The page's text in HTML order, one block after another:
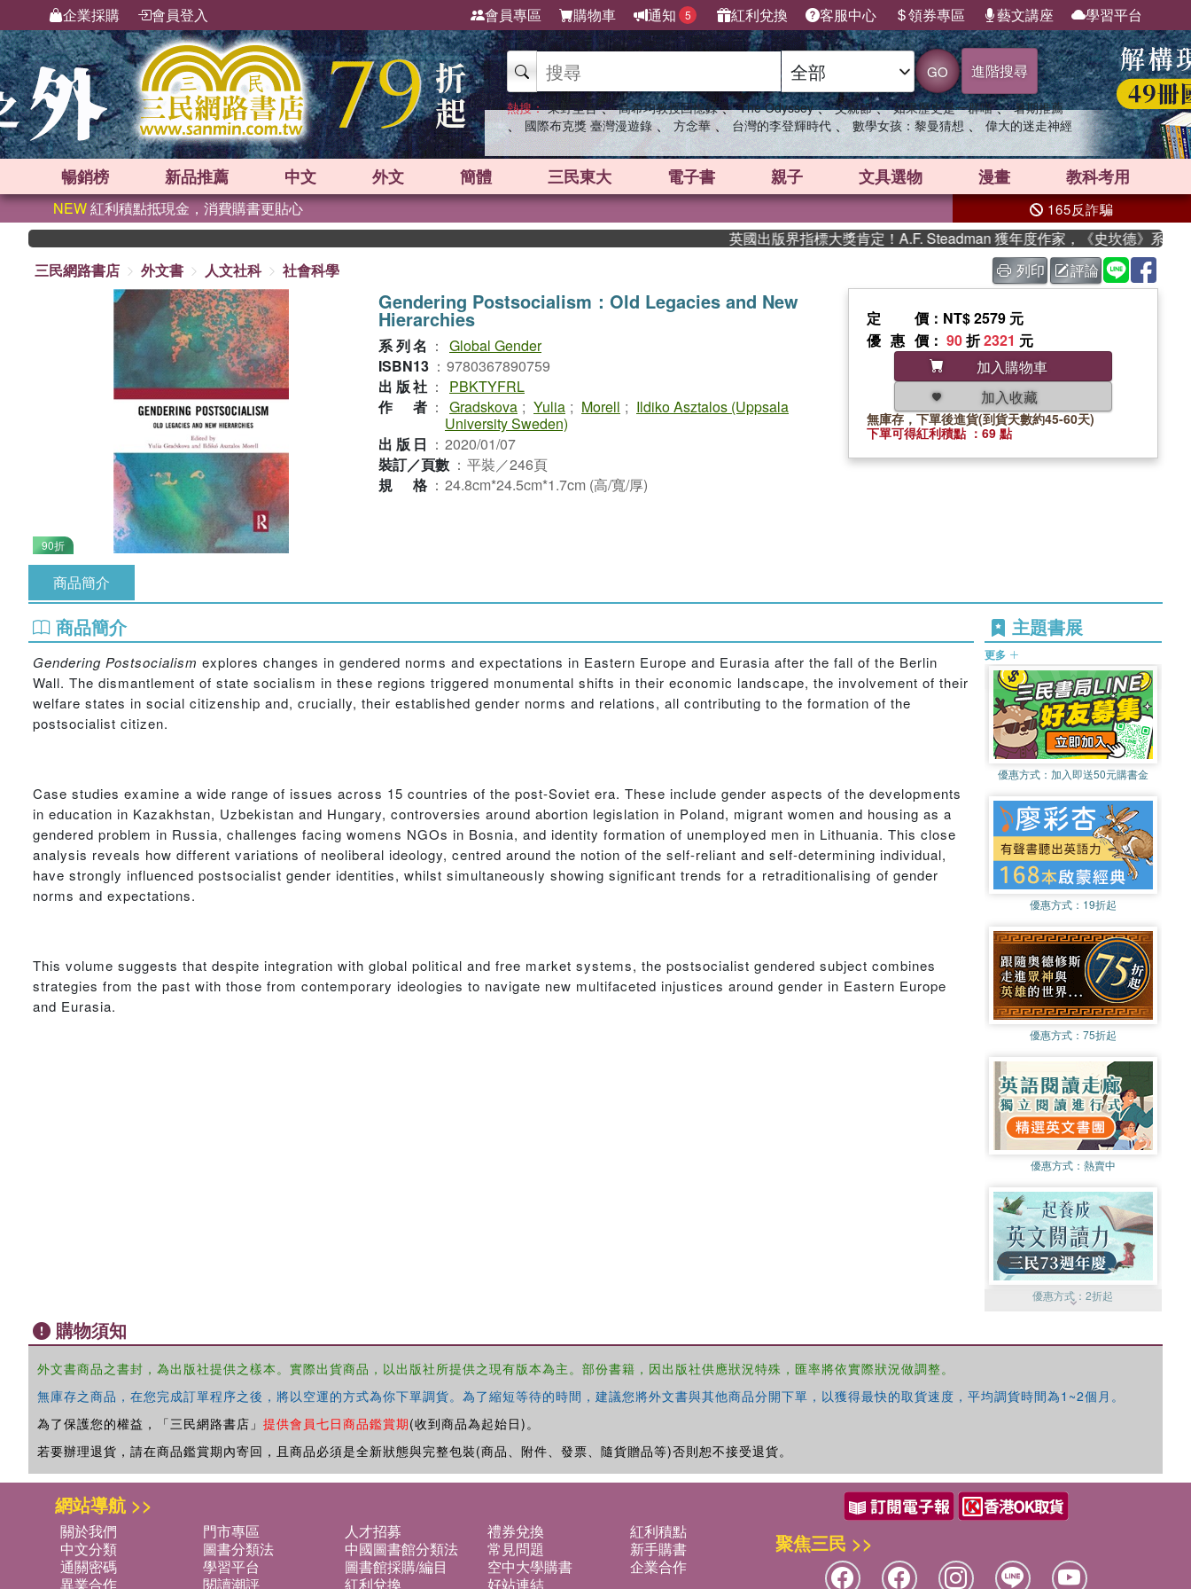
企業採購 會員登入 會員專區 購物車 通知 5 紅利兌換 客服中心 領券專區 藝文講座 學習平台
GO 進階搜尋
熱搜： 東野圭吾 、 高希均教授回憶錄 、 The Odyssey 、 父親節 、 如果歷史是一群喵 、 暑期推薦
、 國際布克獎 臺灣漫遊錄 、 方念華 、 台灣的李登輝時代 、 數學女孩：黎曼猜想 、 偉大的迷走神經
暢銷榜 新品推薦 中文 外文 簡體 三民東大 電子書 親子 文具選物 漫畫 教科考用
NEW紅利積點抵現金，消費購書更貼心 165反詐騙
英國出版界指標大獎肯定！A.F. Steadman 獲年度作家，《史坎德》系列帶你
三民網路書店
外文書 人文社科 社會科學 列印 評論
90折
Gendering Postsocialism：Old Legacies and New
Hierarchies
系列名 ： Global Gender
ISBN13 ： 9780367890759
出版社 ：
PBKTYFRL
作者 ： Gradskova ; Yulia ; Morell ; Ildiko Asztalos (Uppsala
University Sweden)
出版日 ： 2020/01/07
裝訂／頁數 ： 平裝／246頁
規格 ： 24.8cm*24.5cm*1.7cm (高/寬/厚)
定價 ：NT$ 2579 元
優惠價 ： 90折2321 元
加入購物車
加入收藏
無庫存，下單後進貨(到貨天數約45-60天)
下單可得紅利積點 ：69 點
商品簡介
商品簡介
Gendering Postsocialism explores changes in gendered norms and expectations in Eastern Europe and Eurasia after the fall of the Berlin
Wall. The dismantlement of state socialism in these regions triggered monumental shifts in their economic landscape, the involvement of their
welfare states in social citizenship and, crucially, their established gender norms and relations, all contributing to the formation of the
postsocialist citizen.
Case studies examine a wide range of issues across 15 countries of the post-Soviet era. These include gender aspects of the developments
in education in Kazakhstan, Uzbekistan and Hungary, controversies around abortion legislation in Poland, migrant women and housing as a
gendered problem in Russia, challenges facing womens NGOs in Bosnia, and identity formation of unemployed men in Lithuania. This close
analysis reveals how different variations of neoliberal ideology, centred around the notion of the self-reliant and self-determining individual,
have strongly influenced postsocialist gender identities, whilst simultaneously showing significant trends for a retraditionalising of gender
norms and expectations.
This volume suggests that despite integration with global political and free market systems, the postsocialist gendered subject combines
strategies from the past with those from contemporary ideologies to navigate new multifaceted injustices around gender in Eastern Europe
and Eurasia.
主題書展
更多
優惠方式： 加入即送50元購書金
優惠方式： 19折起
優惠方式： 75折起
優惠方式： 熱賣中
優惠方式：2折起
購物須知
外文書商品之書封，為出版社提供之樣本。實際出貨商品，以出版社所提供之現有版本為主。部份書籍，因出版社供應狀況特殊，匯率將依實際狀況做調整。
無庫存之商品，在您完成訂單程序之後，將以空運的方式為你下單調貨。為了縮短等待的時間，建議您將外文書與其他商品分開下單，以獲得最快的取貨速度，平均調貨時間為1~2個月。
為了保護您的權益，「三民網路書店」 提供會員七日商品鑑賞期(收到商品為起始日)。
若要辦理退貨，請在商品鑑賞期內寄回，且商品必須是全新狀態與完整包裝(商品、附件、發票、隨貨贈品等)否則恕不接受退貨。
網站導航 >>
關於我們 門市專區 人才招募 禮券兌換
紅利積點
中文分類
圖書分類法 中國圖書館分類法 常見問題
新手購書
通關密碼
學習平台 圖書館採購/編目 空中大學購書
企業合作
異業合作
閱讀潮評 紅利兌換 好站連結
聚焦三民 >>